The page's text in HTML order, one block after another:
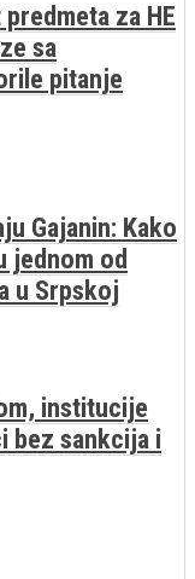
za HE
sa
pitanje
Gajanin: Kako
jednom od
u Srpskoj
institucije
bez sankcija i